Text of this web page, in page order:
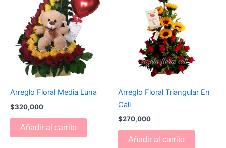
Arreglo Floral Media Luna
$320,000
Añadir al carrito
Arreglo Floral Triangular En
Cali
$270,000
Añadir al carrito